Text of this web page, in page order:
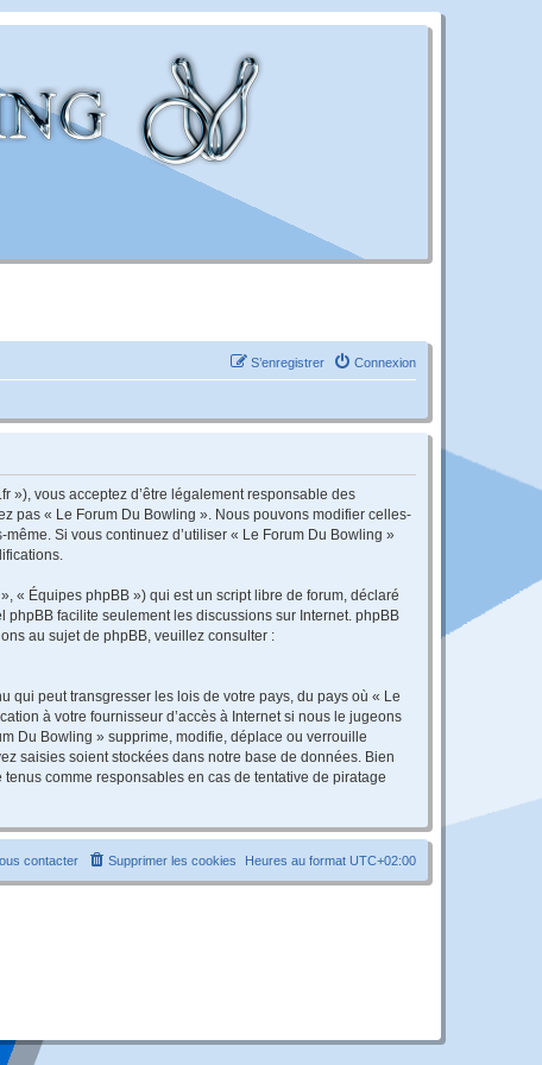
Connexion
S’enregistrer
»), vous acceptez d’être légalement responsable des
pas « Le Forum Du Bowling ». Nous pouvons modifier celles-
Si vous continuez d’utiliser « Le Forum Du Bowling »
« Équipes phpBB ») qui est un script libre de forum, déclaré
phpBB facilite seulement les discussions sur Internet. phpBB
au sujet de phpBB, veuillez consulter :
qui peut transgresser les lois de votre pays, du pays où « Le
à votre fournisseur d’accès à Internet si nous le jugeons
Du Bowling » supprime, modifie, déplace ou verrouille
saisies soient stockées dans notre base de données. Bien
comme responsables en cas de tentative de piratage
Heures au format UTC+02:00
Supprimer les cookies
contacter